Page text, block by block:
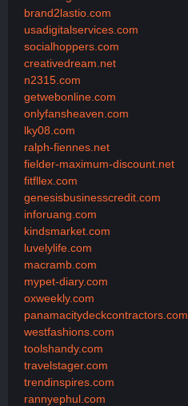
brand2lastio.com
usadigitalservices.com
socialhoppers.com
creativedream.net
n2315.com
getwebonline.com
onlyfansheaven.com
lky08.com
ralph-fiennes.net
fielder-maximum-discount.net
fitfllex.com
genesisbusinesscredit.com
inforuang.com
kindsmarket.com
luvelylife.com
macramb.com
mypet-diary.com
oxweekly.com
panamacitydeckcontractors.com
westfashions.com
toolshandy.com
travelstager.com
trendinspires.com
rannyephul.com